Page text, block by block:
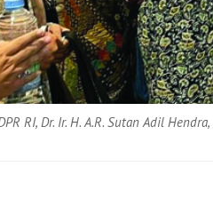
RI, Dr. Ir. H. A.R. Sutan Adil